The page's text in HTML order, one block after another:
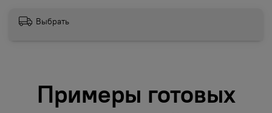
Выбрать
Примеры готовых